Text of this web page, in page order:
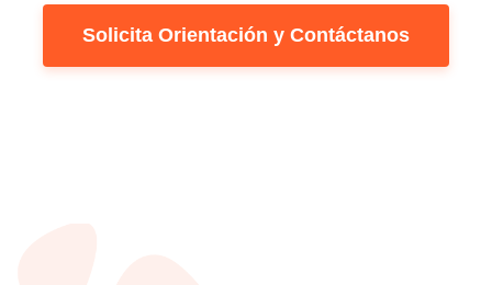
Solicita Orientación y Contáctanos